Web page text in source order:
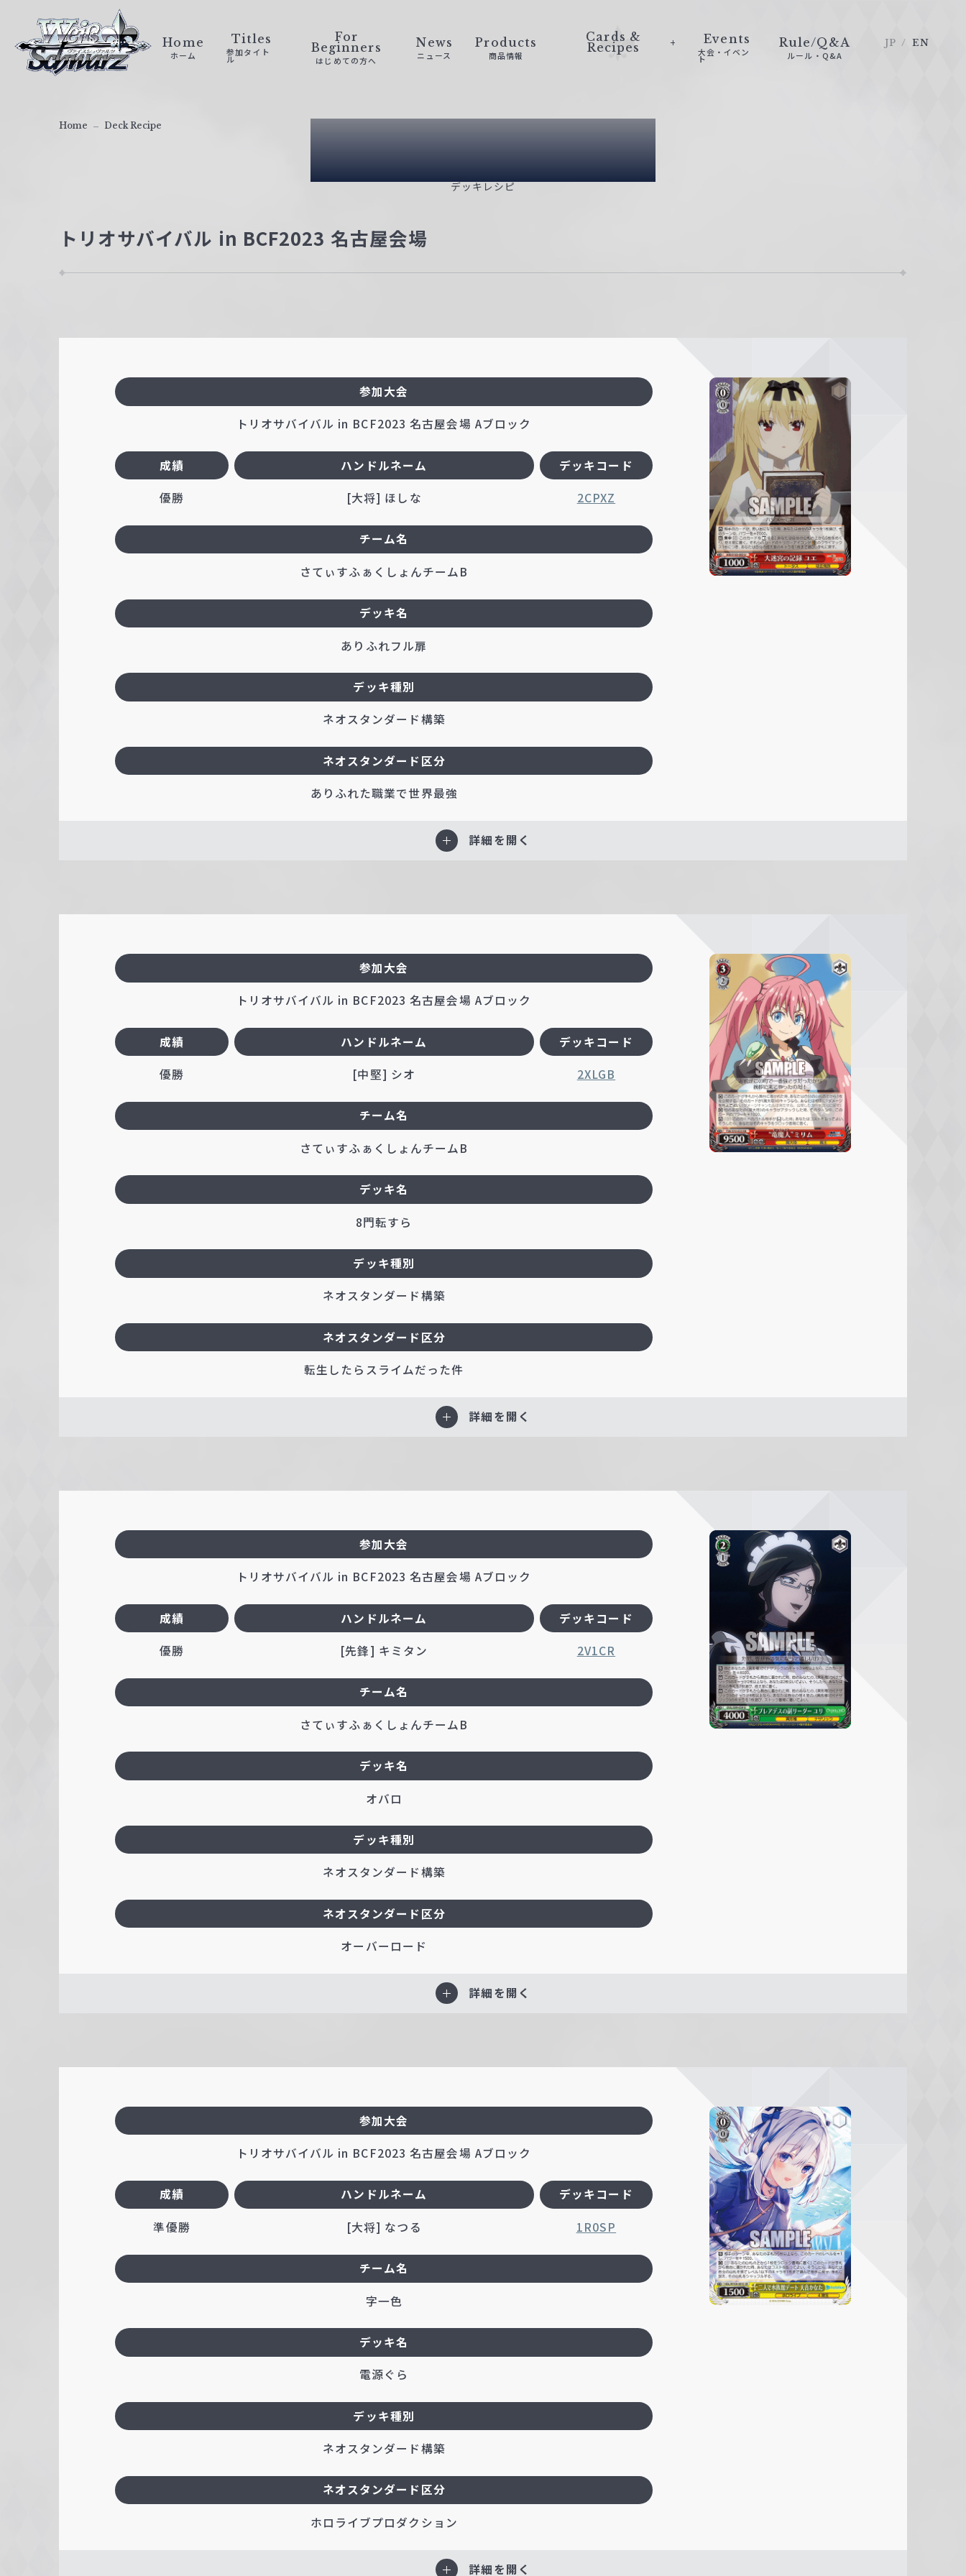
ァ
Home
ホーム
Titles
参加タイト
ル
For
Beginners
はじめての方へ
News
ニュース
Products
商品情報
Cards &
Recipes
Events
大会・イベン
ト
Rule/Q&A
ルール・Q&A
JP EN
Deck Recipe
デッキレシピ
Home Deck Recipe
トリオサバイバル in BCF2023 名古屋会場
参加大会
トリオサバイバル in BCF2023 名古屋会場 Aブロック
成績
優勝
ハンドルネーム
[大将] ほしな
デッキコード
2CPXZ
チーム名
さてぃすふぁくしょんチームB
デッキ名
ありふれフル扉
デッキ種別
ネオスタンダード構築
ネオスタンダード区分
ありふれた職業で世界最強
詳細を開く
参加大会
トリオサバイバル in BCF2023 名古屋会場 Aブロック
成績
優勝
ハンドルネーム
[中堅] シオ
デッキコード
2XLGB
チーム名
さてぃすふぁくしょんチームB
デッキ名
8門転すら
デッキ種別
ネオスタンダード構築
ネオスタンダード区分
転生したらスライムだった件
詳細を開く
参加大会
トリオサバイバル in BCF2023 名古屋会場 Aブロック
成績
優勝
ハンドルネーム
[先鋒] キミタン
デッキコード
2V1CR
チーム名
さてぃすふぁくしょんチームB
デッキ名
オバロ
デッキ種別
ネオスタンダード構築
ネオスタンダード区分
オーバーロード
詳細を開く
参加大会
トリオサバイバル in BCF2023 名古屋会場 Aブロック
成績
準優勝
ハンドルネーム
[大将] なつる
デッキコード
1R0SP
チーム名
字一色
デッキ名
電源ぐら
デッキ種別
ネオスタンダード構築
ネオスタンダード区分
ホロライブプロダクション
詳細を開く